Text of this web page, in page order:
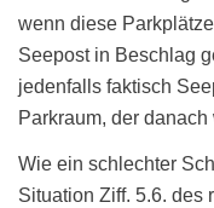
wenn diese
Seepost in Beschlag
jedenfalls faktisch
Parkraum, der
Wie ein schlechter
Situation Ziff. 5.6. des